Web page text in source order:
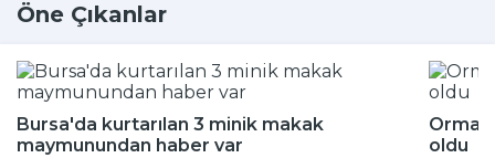
Öne Çıkanlar
Bursa'da kurtarılan 3 minik makak
maymunundan haber var
oldu